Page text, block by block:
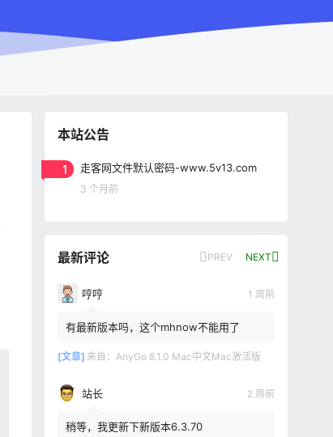
本站公告
1 走客网文件默认密码-www.5v13.com
3 个月前
最新评论 PREV NEXT
哼哼 1 周前
有最新版本吗，这个mhnow不能用了
[文章] 来自： AnyGo 8.1.0 Mac中文Mac激活版
站长 2 周前
稍等，我更新下新版本6.3.70